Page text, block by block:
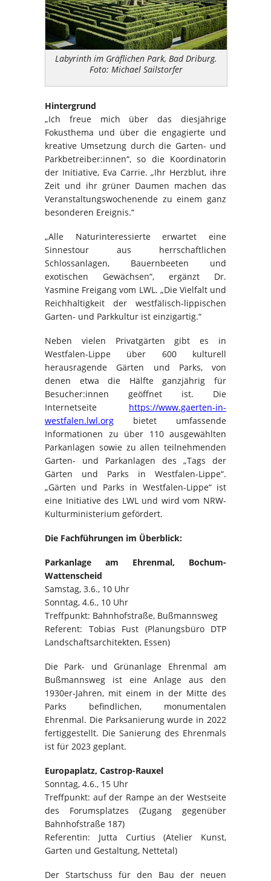
Labyrinth im Gräflichen Park, Bad Driburg.
Foto: Michael Sailstorfer
Hintergrund
„Ich freue mich über das diesjährige
Fokusthema und über die engagierte und
kreative Umsetzung durch die Garten- und
Parkbetreiber:innen“, so die Koordinatorin
der Initiative, Eva Carrie. „Ihr Herzblut, ihre
Zeit und ihr grüner Daumen machen das
Veranstaltungswochenende zu einem ganz
besonderen Ereignis.“
„Alle Naturinteressierte erwartet eine
Sinnestour aus herrschaftlichen
Schlossanlagen, Bauernbeeten und
exotischen Gewächsen“, ergänzt Dr.
Yasmine Freigang vom LWL. „Die Vielfalt und
Reichhaltigkeit der westfälisch-lippischen
Garten- und Parkkultur ist einzigartig.“
Neben vielen Privatgärten gibt es in
Westfalen-Lippe über 600 kulturell
herausragende Gärten und Parks, von
denen etwa die Hälfte ganzjährig für
Besucher:innen geöffnet ist. Die
Internetseite https://www.gaerten-in-
westfalen.lwl.org bietet umfassende
Informationen zu über 110 ausgewählten
Parkanlagen sowie zu allen teilnehmenden
Garten- und Parkanlagen des „Tags der
Gärten und Parks in Westfalen-Lippe“.
„Gärten und Parks in Westfalen-Lippe“ ist
eine Initiative des LWL und wird vom NRW-
Kulturministerium gefördert.
Die Fachführungen im Überblick:
Parkanlage am Ehrenmal, Bochum-
Wattenscheid
Samstag, 3.6., 10 Uhr
Sonntag, 4.6., 10 Uhr
Treffpunkt: Bahnhofstraße, Bußmannsweg
Referent: Tobias Fust (Planungsbüro DTP
Landschaftsarchitekten, Essen)
Die Park- und Grünanlage Ehrenmal am
Bußmannsweg ist eine Anlage aus den
1930er-Jahren, mit einem in der Mitte des
Parks befindlichen, monumentalen
Ehrenmal. Die Parksanierung wurde in 2022
fertiggestellt. Die Sanierung des Ehrenmals
ist für 2023 geplant.
Europaplatz, Castrop-Rauxel
Sonntag, 4.6., 15 Uhr
Treffpunkt: auf der Rampe an der Westseite
des Forumsplatzes (Zugang gegenüber
Bahnhofstraße 187)
Referentin: Jutta Curtius (Atelier Kunst,
Garten und Gestaltung, Nettetal)
Der Startschuss für den Bau der neuen